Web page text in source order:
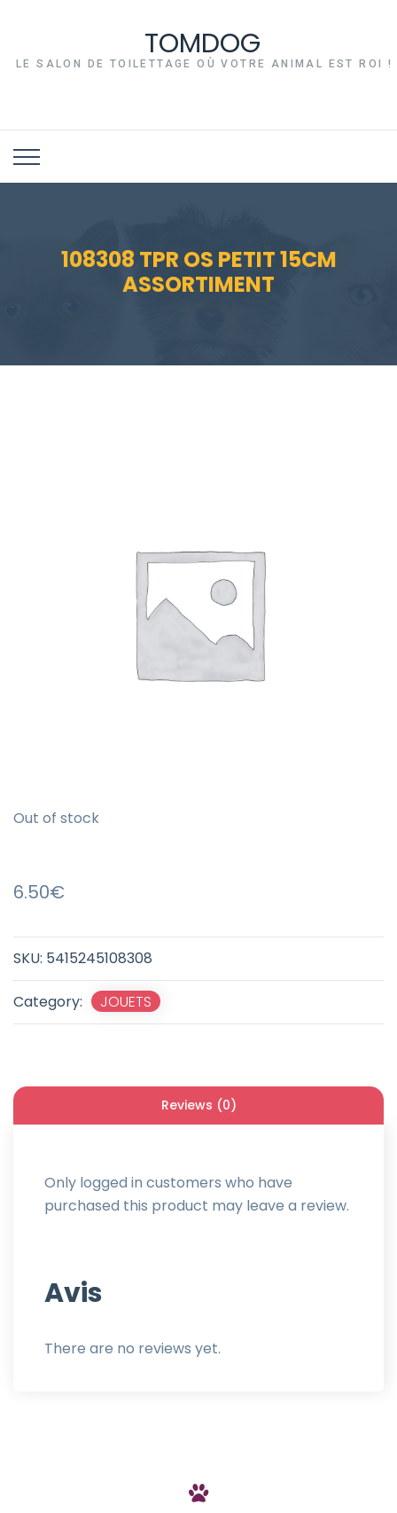
TOMDOG
LE SALON DE TOILETTAGE OÙ VOTRE ANIMAL EST ROI !
108308 TPR OS PETIT 15CM
ASSORTIMENT
SKU: 5415245108308
Category: JOUETS
6.50€
Out of stock
Reviews (0)
Avis
There are no reviews yet.
Only logged in customers who have
purchased this product may leave a review.